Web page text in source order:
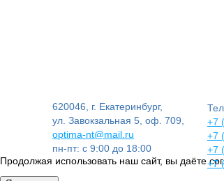
620046, г. Екатеринбург,
ул. Завокзальная 5, оф. 709,
optima-nt@mail.ru
пн-пт: с 9:00 до 18:00
+7
+7
+7
+7
Продолжая использовать наш сайт, вы даёте